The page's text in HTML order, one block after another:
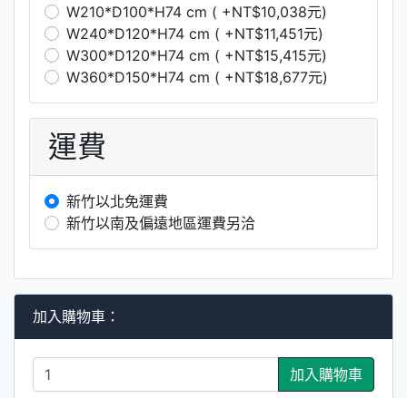
W210*D100*H74 cm ( +NT$10,038元)
W240*D120*H74 cm ( +NT$11,451元)
W300*D120*H74 cm ( +NT$15,415元)
W360*D150*H74 cm ( +NT$18,677元)
運費
新竹以北免運費
新竹以南及偏遠地區運費另洽
加入購物車：
加入購物車